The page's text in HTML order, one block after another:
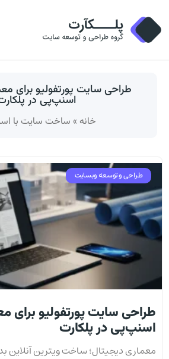
طراحی سایت پورتفولیو برای
اسنپ‌پی در
خانه » ساخت سایت با
طراحی و توسعه وبسایت
طراحی سایت پورتفولیو برای
اسنپ‌پی در پلکارت
معماری دیجیتال؛ ساخت ویترین آنلاین